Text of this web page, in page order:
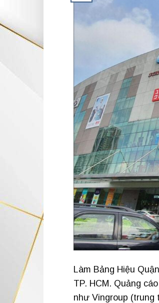
Làm Bảng Hiệu
TP. HCM. Quảng
như Vingroup (trung